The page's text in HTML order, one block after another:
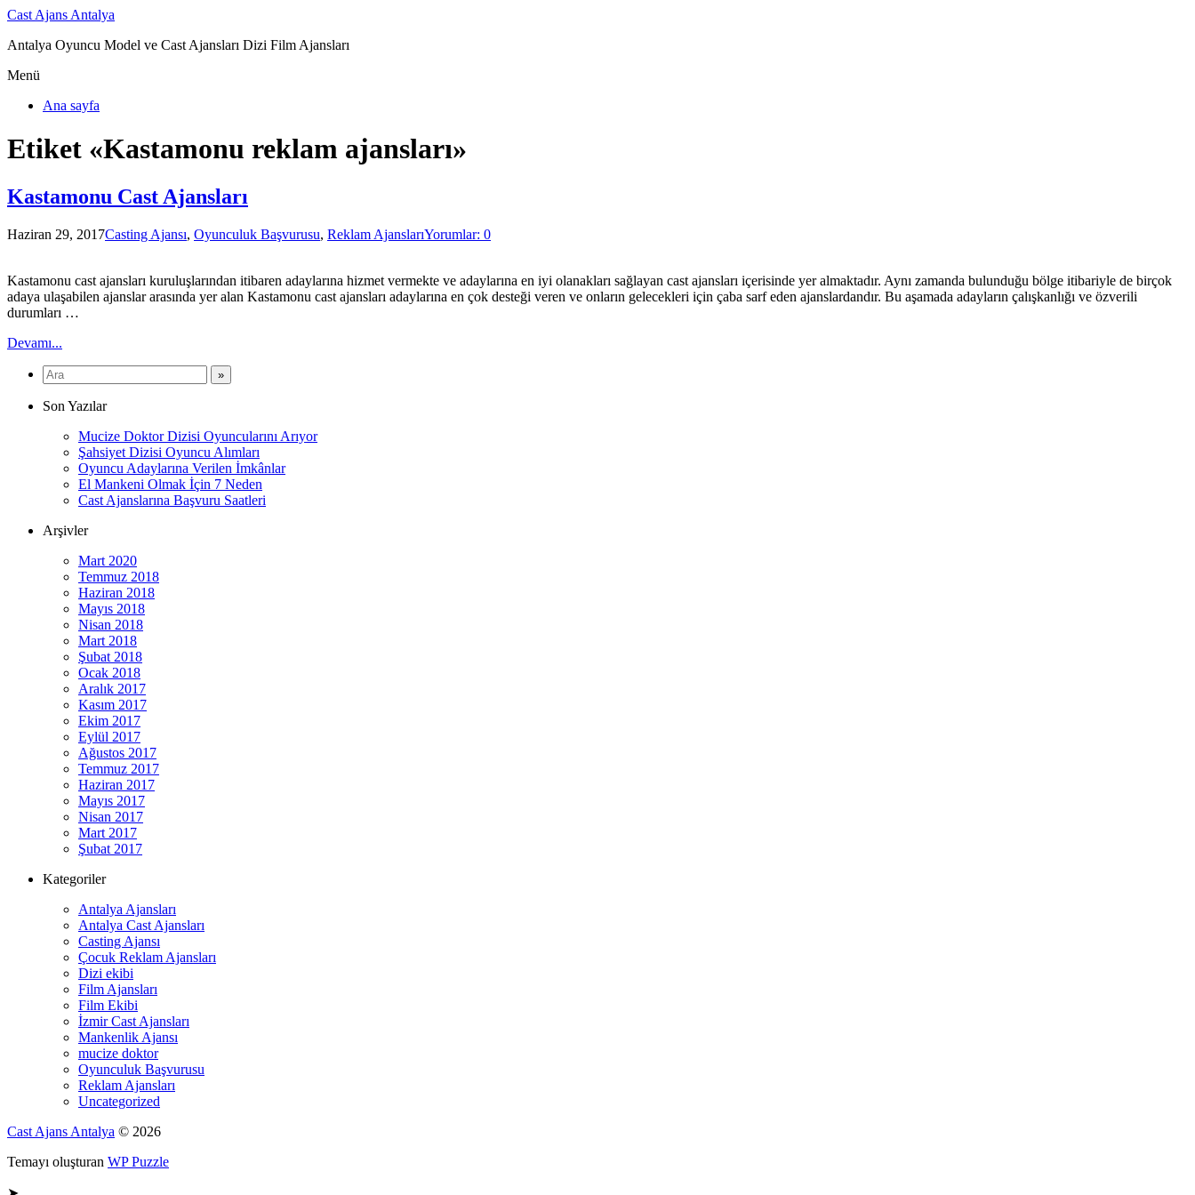
Cast Ajans Antalya
Antalya Oyuncu Model ve Cast Ajansları Dizi Film Ajansları
Menü
Ana sayfa
Etiket «Kastamonu reklam ajansları»
Kastamonu Cast Ajansları
Haziran 29, 2017Casting Ajansı, Oyunculuk Başvurusu, Reklam AjanslarıYorumlar: 0
Kastamonu cast ajansları kuruluşlarından itibaren adaylarına hizmet vermekte ve adaylarına en iyi olanakları sağlayan cast ajansları içerisinde yer almaktadır. Aynı zamanda bulunduğu bölge itibariyle de birçok
adaya ulaşabilen ajanslar arasında yer alan Kastamonu cast ajansları adaylarına en çok desteği veren ve onların gelecekleri için çaba sarf eden ajanslardandır. Bu aşamada adayların çalışkanlığı ve özverili
durumları …
Devamı...
Son Yazılar
Mucize Doktor Dizisi Oyuncularını Arıyor
Şahsiyet Dizisi Oyuncu Alımları
Oyuncu Adaylarına Verilen İmkânlar
El Mankeni Olmak İçin 7 Neden
Cast Ajanslarına Başvuru Saatleri
Arşivler
Mart 2020
Temmuz 2018
Haziran 2018
Mayıs 2018
Nisan 2018
Mart 2018
Şubat 2018
Ocak 2018
Aralık 2017
Kasım 2017
Ekim 2017
Eylül 2017
Ağustos 2017
Temmuz 2017
Haziran 2017
Mayıs 2017
Nisan 2017
Mart 2017
Şubat 2017
Kategoriler
Antalya Ajansları
Antalya Cast Ajansları
Casting Ajansı
Çocuk Reklam Ajansları
Dizi ekibi
Film Ajansları
Film Ekibi
İzmir Cast Ajansları
Mankenlik Ajansı
mucize doktor
Oyunculuk Başvurusu
Reklam Ajansları
Uncategorized
Cast Ajans Antalya © 2026
Temayı oluşturan WP Puzzle